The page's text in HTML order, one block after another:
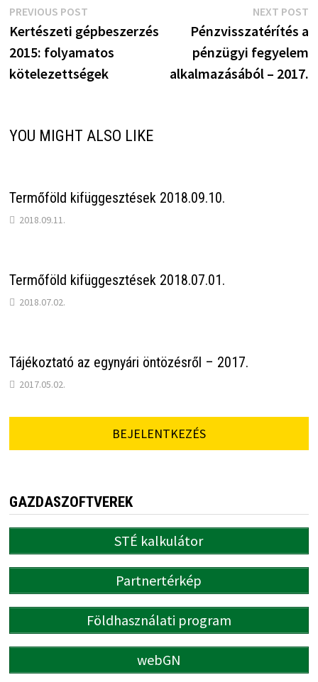
Bejegyzés
navigáció
PREVIOUS POSTPrevious
post:
Kertészeti gépbeszerzés
2015: folyamatos
kötelezettségek
NEXT POST
Pénzvisszatérítés a
pénzügyi fegyelem
alkalmazásából – 2017.
YOU MIGHT ALSO LIKE
Termőföld kifüggesztések 2018.09.10.
2018.09.11.
Termőföld kifüggesztések 2018.07.01.
2018.07.02.
Tájékoztató az egynyári öntözésről – 2017.
2017.05.02.
BEJELENTKEZÉS
GAZDASZOFTVEREK
STÉ kalkulátor
Partnertérkép
Földhasználati program
webGN